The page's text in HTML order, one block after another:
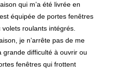
qui m’a été livrée en
équipée de portes fenêtres
roulants intégrés.
je n’arrête pas de me
grande difficulté à ouvrir ou
fenêtres qui frottent